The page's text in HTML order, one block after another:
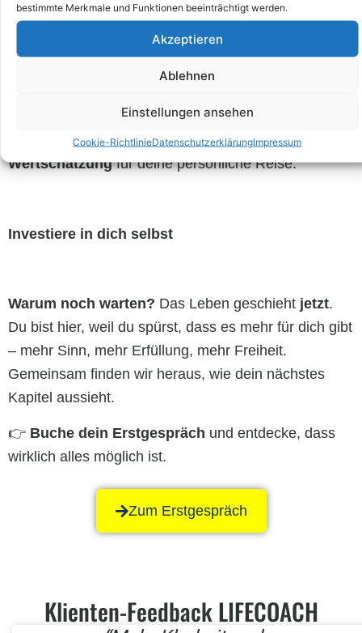
bestimmte Merkmale und Funktionen beeinträchtigt werden.
Akzeptieren
Ablehnen
Einstellungen ansehen
Cookie-RichtlinieDatenschutzerklärungImpressum
Jedes Coaching ist mehr als nur ein Gespräch. Es ist
transformierende Erfahrung
tiefgehend und mit einem bewährten Mix aus
Methoden und körperzentrierter Arbeit. Mein Ansatz
ganzheitlich, wirksam und voller
Wertschätzungfür deine persönliche Reise.
Investiere in dich selbst
Warum noch warten? Das Leben geschieht jetzt.
Du bist hier, weil du spürst, dass es mehr für dich gibt
– mehr Sinn, mehr Erfüllung, mehr Freiheit.
Gemeinsam finden wir heraus, wie dein nächstes
Kapitel aussieht.
👉 Buche dein Erstgespräch und entdecke, dass
wirklich alles möglich ist.
Zum Erstgespräch
Klienten-Feedback LIFECOACH